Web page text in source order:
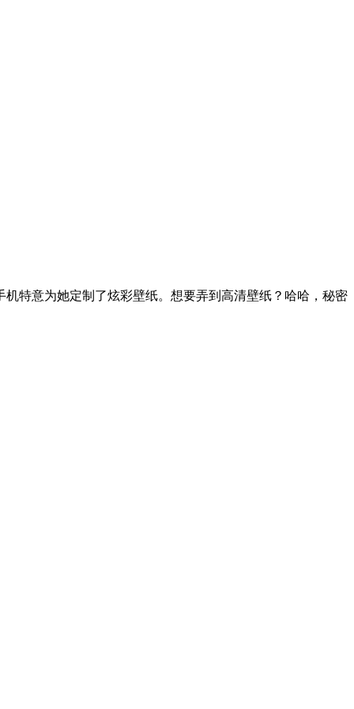
特意为她定制了炫彩壁纸。想要弄到高清壁纸？哈哈，秘密